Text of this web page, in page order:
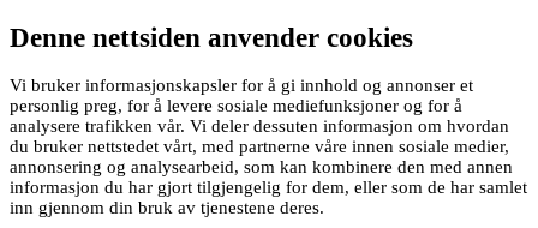
Denne nettsiden anvender cookies
Vi bruker informasjonskapsler for å gi innhold og annonser et
personlig preg, for å levere sosiale mediefunksjoner og for å
analysere trafikken vår. Vi deler dessuten informasjon om hvordan
du bruker nettstedet vårt, med partnerne våre innen sosiale medier,
annonsering og analysearbeid, som kan kombinere den med annen
informasjon du har gjort tilgjengelig for dem, eller som de har samlet
inn gjennom din bruk av tjenestene deres.